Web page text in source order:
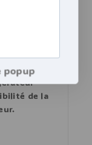
utiliser le
de la
popup